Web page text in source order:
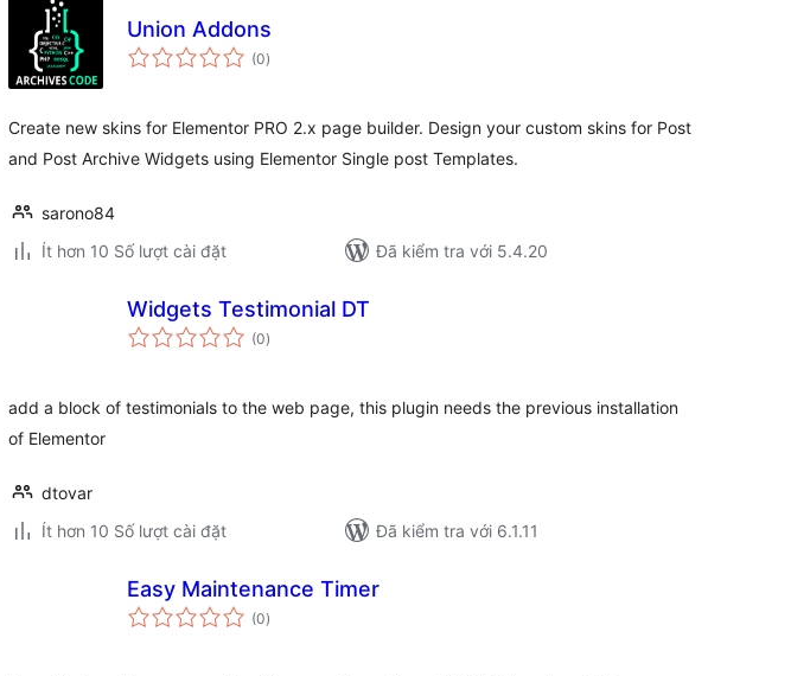
Union Addons
(0tổng
đánh
)
Create new skins for Elementor PRO 2.x page builder. Design your custom skins for Post
and Post Archive Widgets using Elementor Single post Templates.
sarono84
Ít hơn 10 Số lượt cài đặt
Đã kiểm tra với 5.4.20
Widgets Testimonial DT
(0tổng
đánh
)
add a block of testimonials to the web page, this plugin needs the previous installation
of Elementor
dtovar
Ít hơn 10 Số lượt cài đặt
Đã kiểm tra với 6.1.11
Easy Maintenance Timer
(0tổng
đánh
)